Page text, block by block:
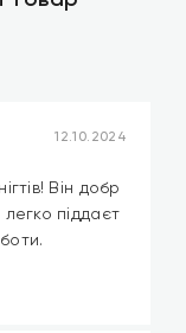
12.10.2024
Він добр
піддаєт